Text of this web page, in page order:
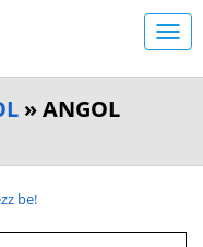
» ANGOL
be!